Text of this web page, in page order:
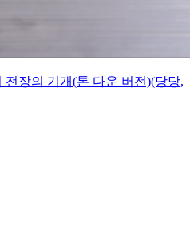
전장의 기개(톤 다운 버전)(당당,